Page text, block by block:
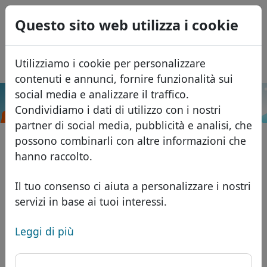
Questo sito web utilizza i cookie
Utilizziamo i cookie per personalizzare
contenuti e annunci, fornire funzionalità sui
social media e analizzare il traffico.
Condividiamo i dati di utilizzo con i nostri
partner di social media, pubblicità e analisi, che
possono combinarli con altre informazioni che
hanno raccolto.
Il tuo consenso ci aiuta a personalizzare i nostri
servizi in base ai tuoi interessi.
Leggi di più
Domini
Database dei domini
Domini africani
Domini asiatici
Domini europei
Domini del Medio Oriente
Domini nordamericani
Listino prezzi
Sconti
Trasferisci
Cerca
Servizi
ID Protect
Hosting DNS
WHOIS
USD
EUR
GBP
Español
Français
Português
Română
Eesti
.case